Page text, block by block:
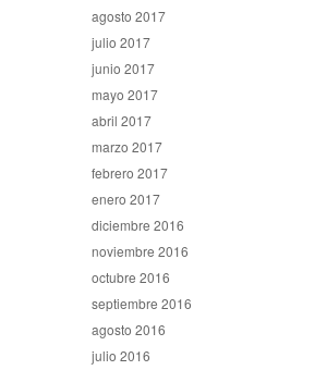
agosto 2017
julio 2017
junio 2017
mayo 2017
abril 2017
marzo 2017
febrero 2017
enero 2017
diciembre 2016
noviembre 2016
octubre 2016
septiembre 2016
agosto 2016
julio 2016